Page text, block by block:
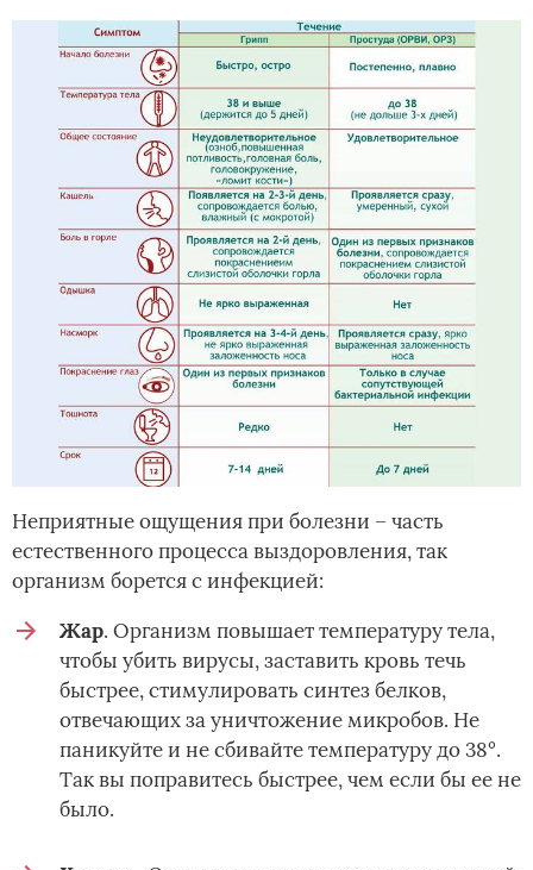
Неприятные ощущения при болезни – часть
естественного процесса выздоровления, так
организм борется с инфекцией:
Жар. Организм повышает температуру тела,
чтобы убить вирусы, заставить кровь течь
быстрее, стимулировать синтез белков,
отвечающих за уничтожение микробов. Не
паникуйте и не сбивайте температуру до 38°.
Так вы поправитесь быстрее, чем если бы ее не
было.